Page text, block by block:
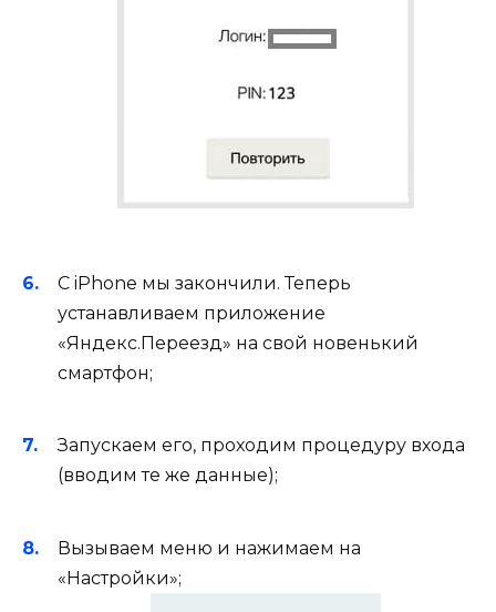
С iPhone мы закончили. Теперь
устанавливаем приложение
«Яндекс.Переезд» на свой новенький
смартфон;
Запускаем его, проходим процедуру входа
(вводим те же данные);
Вызываем меню и нажимаем на
«Настройки»;